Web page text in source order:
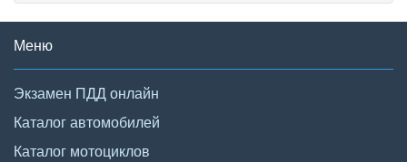
Меню
Экзамен ПДД онлайн
Каталог автомобилей
Каталог мотоциклов